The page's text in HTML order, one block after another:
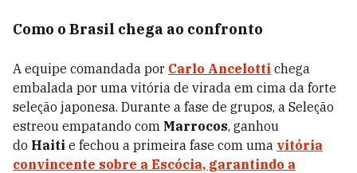
Como o Brasil chega ao confronto
A equipe comandada por Carlo Ancelotti chega
embalada por uma vitória de virada em cima da forte
seleção japonesa. Durante a fase de grupos, a Seleção
estreou empatando com Marrocos, ganhou
do Haiti e fechou a primeira fase com uma vitória
convincente sobre a Escócia, garantindo a